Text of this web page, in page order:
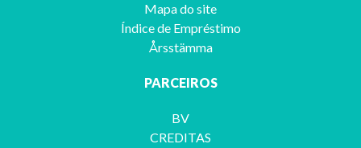
Mapa do site
Índice de Empréstimo
Årsstämma
PARCEIROS
BV
CREDITAS